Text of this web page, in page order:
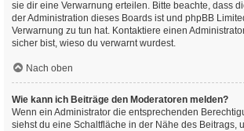
sie dir eine Verwarnung erteilen. Bitte beachte, dass
der Administration dieses Boards ist und phpBB
Verwarnung zu tun hat. Kontaktiere einen
sicher bist, wieso du verwarnt wurdest.
Nach oben
Wie kann ich Beiträge den Moderatoren melden?
Wenn ein Administrator die entsprechenden
siehst du eine Schaltfläche in der Nähe des Beitrags,